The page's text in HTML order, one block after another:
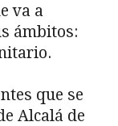
va a
ámbitos:
que se
Alcalá de